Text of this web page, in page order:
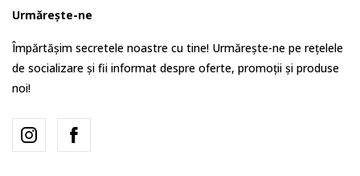
Urmărește-ne
Împărtășim secretele noastre cu tine! Urmărește-ne pe rețelele
de socializare și fii informat despre oferte, promoții și produse
noi!